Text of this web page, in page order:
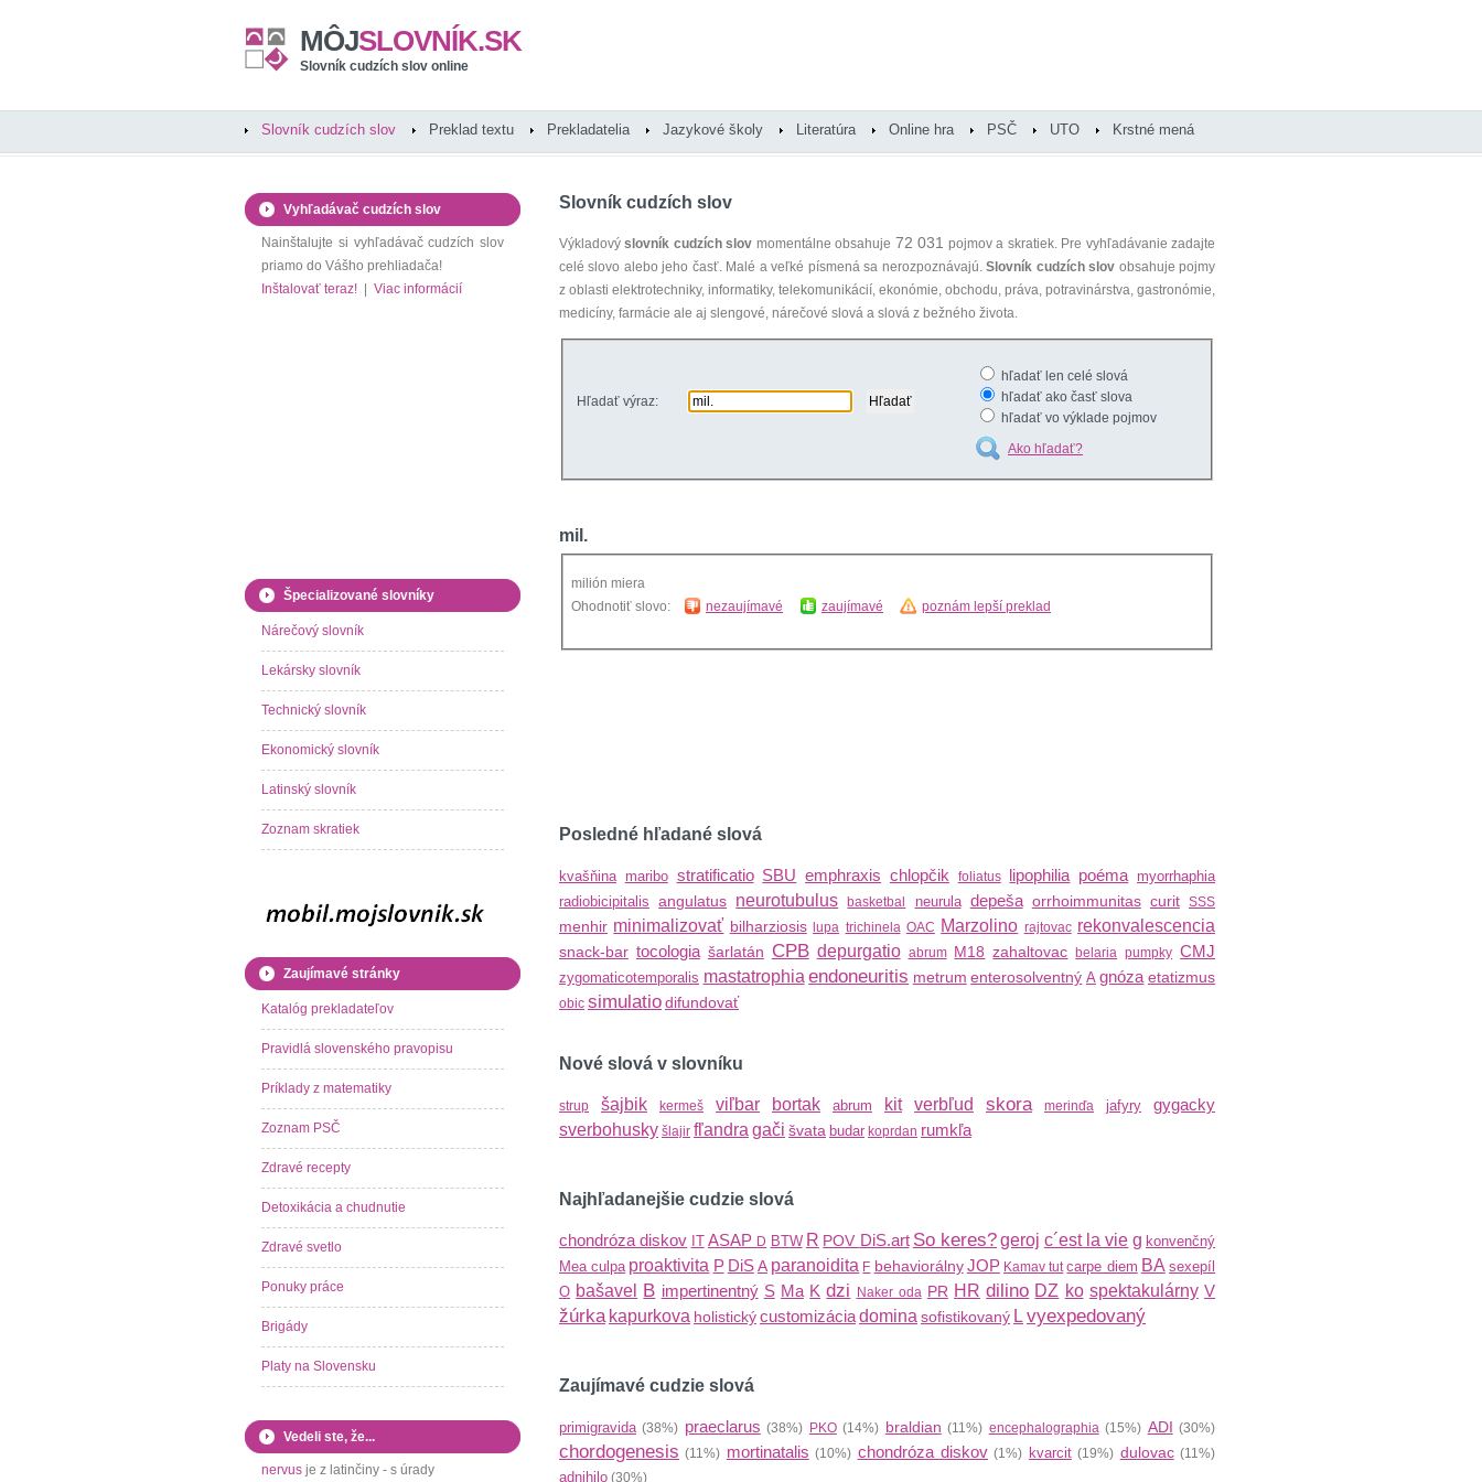
MÔJSLOVNÍK.SK
Slovník cudzích slov online
Slovník cudzích slov Preklad textu Prekladatelia Jazykové školy Literatúra Online hra PSČ UTO Krstné mená
Slovník cudzích slov
Výkladovýslovník cudzích slov momentálne obsahuje 72 031 pojmov a skratiek. Pre vyhľadávanie zadajte
celé slovo alebo jeho časť. Malé a veľké písmená sa nerozpoznávajú.Slovník cudzích slov obsahuje pojmy
z oblasti elektrotechniky, informatiky, telekomunikácií, ekonómie, obchodu, práva, potravinárstva, gastronómie,
medicíny, farmácie ale aj slengové, nárečové slová a slová z bežného života.
Hľadať výraz:
hľadať len celé slová
hľadať ako časť slova
hľadať vo výklade pojmov
Ako hľadať?
mil.
milión miera
Ohodnotiť slovo:
nezaujímavé zaujímavé poznám lepší preklad
Posledné hľadané slová
kvašňina maribo stratificatio SBU emphraxis chlopčik foliatus lipophilia poéma myorrhaphia
radiobicipitalis
angulatus neurotubulus basketbal neurula depeša orrhoimmunitas curit SSS
menhir minimalizovať bilharziosis lupa trichinela OAC Marzolino rajtovac rekonvalescencia
snack-bar tocologia šarlatán CPB depurgatio abrum M18 zahaltovac belaria pumpky CMJ
zygomaticotemporalis mastatrophia endoneuritis metrum enterosolventný A gnóza etatizmus
obic simulatiodifundovať
Nové slová v slovníku
strup šajbik kermeš viľbar bortak abrum kit verbľud skora merinďa jafyry
gygacky
sverbohusky šlajir fľandra gači švata budar koprdan rumkľa
Najhľadanejšie cudzie slová
chondróza diskov IT ASAP D BTW R POV DiS.art So keres? geroj c´est la vie g konvenčný
Mea culpa proaktivita P DiS A paranoidita F behaviorálny JOP Kamav tut carpe diem BA sexepíl
O bašavel B impertinentný S Ma K dzi Naker oda PR HR dilino DZ ko spektakulárny V
žúrka kapurkova holistickýcustomizáciadomina sofistikovaný L vyexpedovaný
Zaujímavé cudzie slová
primigravida(38%) praeclarus (38%) PKO(14%) braldian (11%) encephalographia(15%) ADI (30%)
chordogenesis (11%) mortinatalis (10%) chondróza diskov (1%) kvarcit(19%) dulovac(11%)
adnihilo (30%)
Vyhľadávač cudzích slov
Nainštalujte si vyhľadávač cudzích slov
priamo do Vášho prehliadača!
Inštalovať teraz!
Viac informácií
Špecializované slovníky
Nárečový slovník
Lekársky slovník
Technický slovník
Ekonomický slovník
Latinský slovník
Zoznam skratiek
Zaujímavé stránky
Katalóg prekladateľov
Pravidlá slovenského pravopisu
Príklady z matematiky
Zoznam PSČ
Zdravé recepty
Detoxikácia a chudnutie
Zdravé svetlo
Ponuky práce
Brigády
Platy na Slovensku
Vedeli ste, že...
nervus je z latinčiny - s úrady